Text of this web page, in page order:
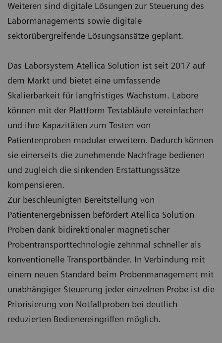
Weiteren sind digitale Lösungen zur Steuerung des
Labormanagements sowie digitale
sektorübergreifende Lösungsansätze geplant.
Das Laborsystem Atellica Solution ist seit 2017 auf
dem Markt und bietet eine umfassende
Skalierbarkeit für langfristiges Wachstum. Labore
können mit der Plattform Testabläufe vereinfachen
und ihre Kapazitäten zum Testen von
Patientenproben modular erweitern. Dadurch können
sie einerseits die zunehmende Nachfrage bedienen
und zugleich die sinkenden Erstattungssätze
kompensieren.
Zur beschleunigten Bereitstellung von
Patientenergebnissen befördert Atellica Solution
Proben dank bidirektionaler magnetischer
Probentransporttechnologie zehnmal schneller als
konventionelle Transportbänder. In Verbindung mit
einem neuen Standard beim Probenmanagement mit
unabhängiger Steuerung jeder einzelnen Probe ist die
Priorisierung von Notfallproben bei deutlich
reduzierten Bedienereingriffen möglich.